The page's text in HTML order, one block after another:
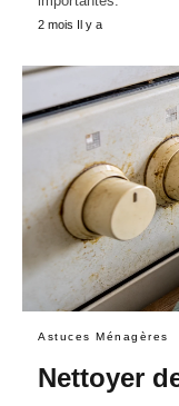
2 mois Il y a
Astuces Ménagères
Nettoyer